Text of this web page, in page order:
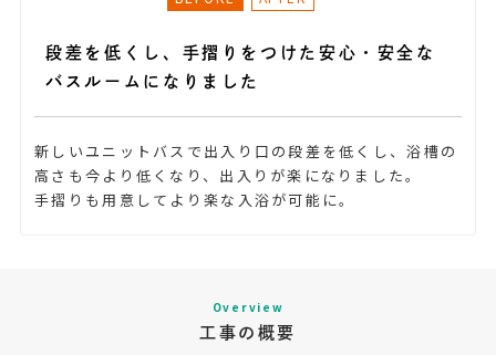
段差を低くし、手摺りをつけた安心・安全な
バスルームになりました
新しいユニットバスで出入り口の段差を低くし、浴槽の
高さも今より低くなり、出入りが楽になりました。
手摺りも用意してより楽な入浴が可能に。
Overview
工事の概要